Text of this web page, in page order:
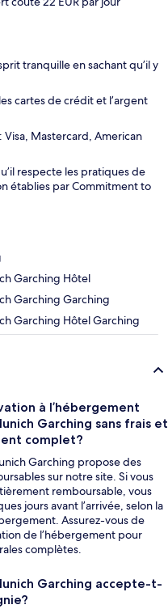
tranquille en sachant qu’il y
cartes de crédit et l’argent
Mastercard, American
respecte les pratiques de
établies par Commitment to
Garching Hôtel
Garching Garching
Garching Hôtel Garching
à l’hébergement
Garching sans frais et
complet?
Garching propose des
sur notre site. Si vous
remboursable, vous
jours avant l’arrivée, selon la
Assurez-vous de
de l’hébergement pour
complètes.
Garching accepte-t-